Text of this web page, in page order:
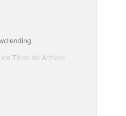
Tipos de Activos